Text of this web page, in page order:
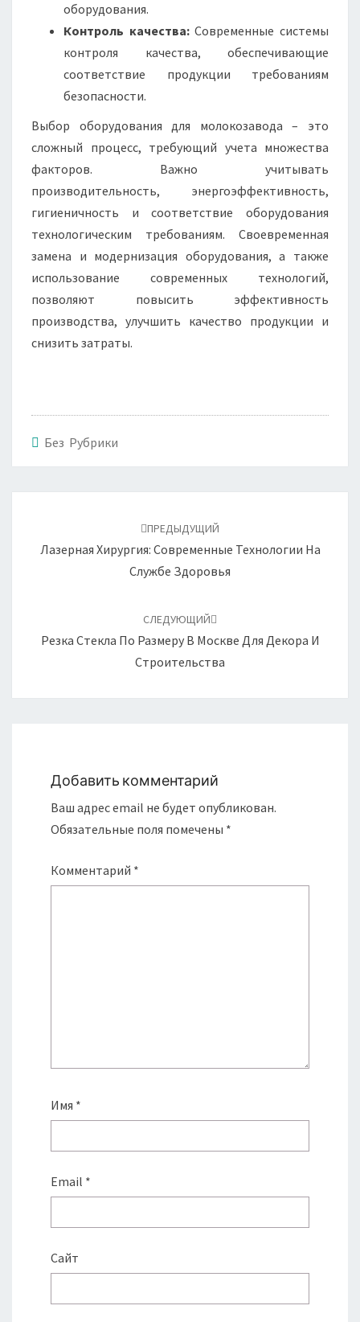
оборудования.
Контроль качества:Современные системы
контроля качества, обеспечивающие
соответствие продукции требованиям
безопасности.
Выбор оборудования для молокозавода – это
сложный процесс, требующий учета множества
факторов. Важно учитывать
производительность, энергоэффективность,
гигиеничность и соответствие оборудования
технологическим требованиям. Своевременная
замена и модернизация оборудования, а также
использование современных технологий,
позволяют повысить эффективность
производства, улучшить качество продукции и
снизить затраты.
Без Рубрики
записям
ПРЕДЫДУЩИЙ
Лазерная Хирургия: Современные Технологии На
Службе Здоровья
СЛЕДУЮЩИЙ
Резка Стекла По Размеру В Москве Для Декора И
Строительства
Добавить комментарий
Ваш адрес email не будет опубликован.
Обязательные поля помечены *
Комментарий *
Имя *
Email *
Сайт